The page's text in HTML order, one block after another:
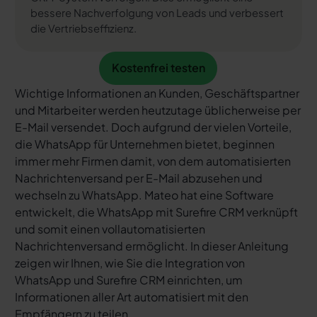
bessere Nachverfolgung von Leads und verbessert
die Vertriebseffizienz.
Kostenfrei testen
Kostenfrei testen
Wichtige Informationen an Kunden, Geschäftspartner
und Mitarbeiter werden heutzutage üblicherweise per
E-Mail versendet. Doch aufgrund der vielen Vorteile,
die WhatsApp für Unternehmen bietet, beginnen
immer mehr Firmen damit, von dem automatisierten
Nachrichtenversand per E-Mail abzusehen und
wechseln zu WhatsApp. Mateo hat eine Software
entwickelt, die WhatsApp mit Surefire CRM verknüpft
und somit einen vollautomatisierten
Nachrichtenversand ermöglicht. In dieser Anleitung
zeigen wir Ihnen, wie Sie die Integration von
WhatsApp und Surefire CRM einrichten, um
Informationen aller Art automatisiert mit den
Empfängern zu teilen.